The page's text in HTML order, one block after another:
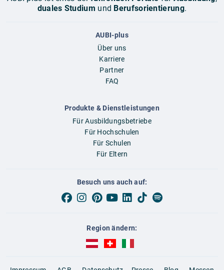
duales Studium und Berufsorientierung.
AUBI-plus
Über uns
Karriere
Partner
FAQ
Produkte & Dienstleistungen
Für Ausbildungsbetriebe
Für Hochschulen
Für Schulen
Für Eltern
Besuch uns auch auf:
Region ändern:
AUBI-plus Österreich (deutsch)
AUBI-plus Schweiz (deutsch)
AUBI-plus Italien (deutsch)